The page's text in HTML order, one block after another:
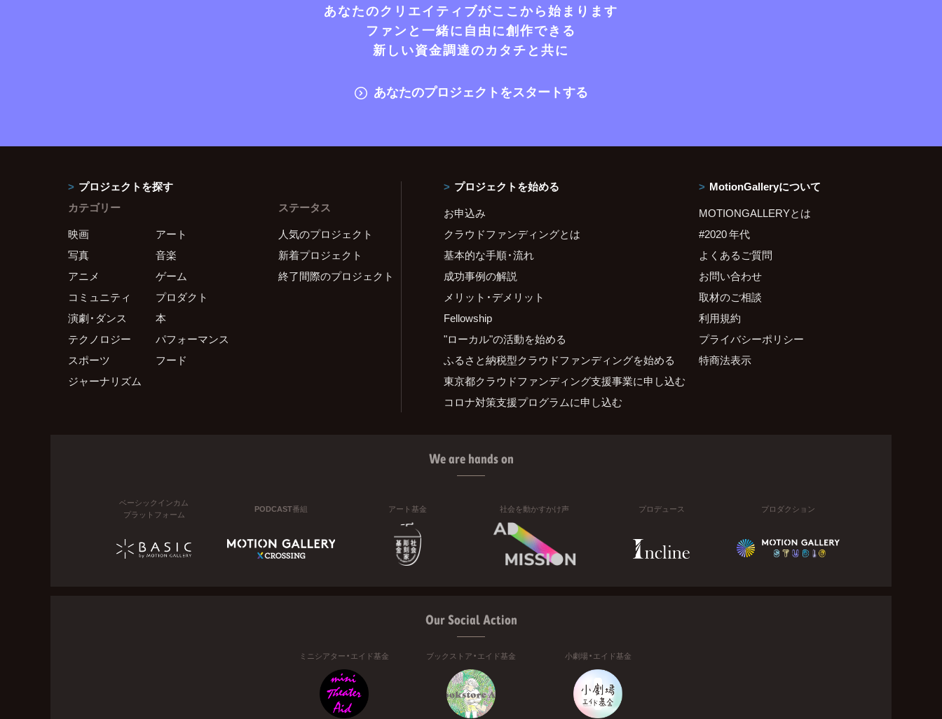
あなたのクリエイティブがここから始まります
ファンと一緒に自由に創作できる
新しい資金調達のカタチと共に
あなたのプロジェクトをスタートする
プロジェクトを探す
カテゴリー
映画
アート
写真
音楽
アニメ
ゲーム
コミュニティ
プロダクト
演劇・ダンス
本
テクノロジー
パフォーマンス
スポーツ
フード
ジャーナリズム
ステータス
人気のプロジェクト
新着プロジェクト
終了間際のプロジェクト
プロジェクトを始める
お申込み
クラウドファンディングとは
基本的な手順・流れ
成功事例の解説
メリット・デメリット
Fellowship
"ローカル"の活動を始める
ふるさと納税型クラウドファンディングを始める
東京都クラウドファンディング支援事業に申し込む
コロナ対策支援プログラムに申し込む
MotionGalleryについて
MOTIONGALLERYとは
#2020 年代
よくあるご質問
お問い合わせ
取材のご相談
利用規約
プライバシーポリシー
特商法表示
We are hands on
ベーシックインカム
プラットフォーム
PODCAST番組 アート基金 社会を動かすかけ声 プロデュース プロダクション
Our Social Action
ミニシアター・エイド基金 ブックストア・エイド基金 小劇場・エイド基金